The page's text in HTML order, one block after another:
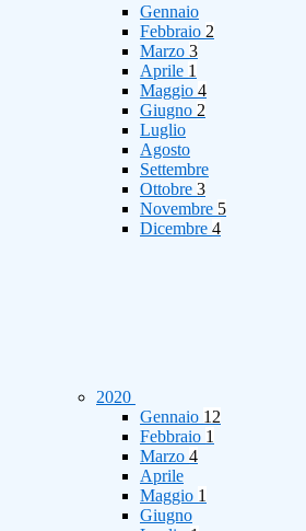
Gennaio
Febbraio 2
Marzo 3
Aprile 1
Maggio 4
Giugno 2
Luglio
Agosto
Settembre
Ottobre 3
Novembre 5
Dicembre 4
2020
Gennaio 12
Febbraio 1
Marzo 4
Aprile
Maggio 1
Giugno